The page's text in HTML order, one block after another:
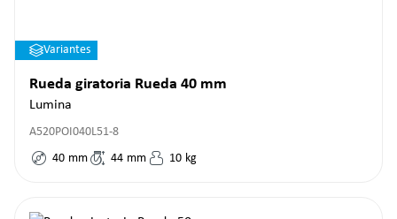
Variantes
Rueda giratoria Rueda 40 mm
Lumina
A520POI040L51-8
40 mm 44 mm 10 kg